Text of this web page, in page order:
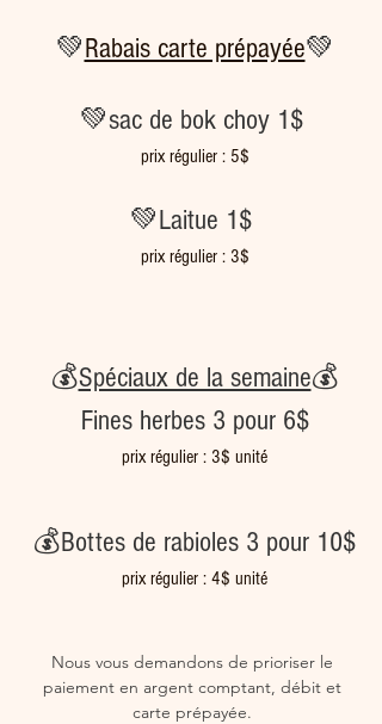
💚Rabais carte prépayée💚
💚sac de bok choy 1$
prix régulier : 5$
💚Laitue 1$
prix régulier : 3$
💰Spéciaux de la semaine💰
Fines herbes 3 pour 6$
prix régulier : 3$ unité
💰Bottes de rabioles 3 pour 10$
prix régulier : 4$ unité
Nous vous demandons de prioriser le
paiement en argent comptant, débit et
carte prépayée.